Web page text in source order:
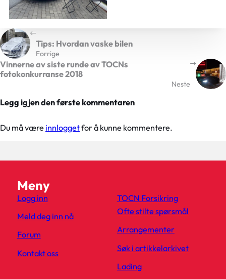
Forrige
Tips: Hvordan vaske bilen
Neste
Vinnerne av siste runde av TOCNs
fotokonkurranse 2018
Legg igjen den første kommentaren
Du må være innloggetfor å kunne kommentere.
Meny
Logg inn
Meld deg inn nå
Forum
Kontakt oss
TOCN Forsikring
Ofte stilte spørsmål
Arrangementer
Søk i artikkelarkivet
Lading